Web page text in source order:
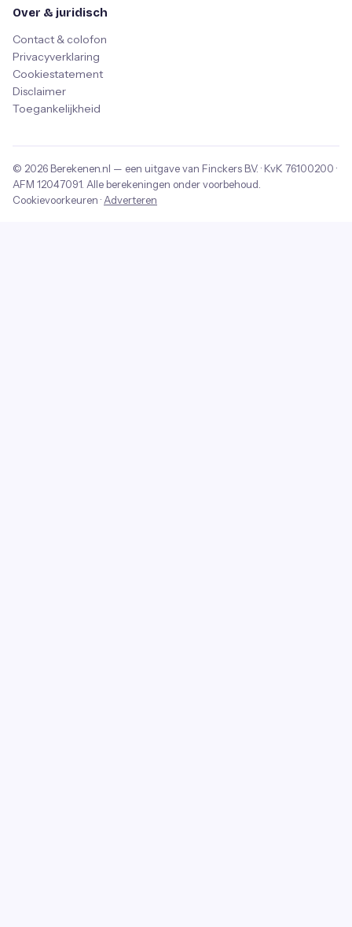
Over & juridisch
Contact & colofon
Privacyverklaring
Cookiestatement
Disclaimer
Toegankelijkheid
© 2026 Berekenen.nl — een uitgave van Finckers B.V. · KvK 76100200 ·
AFM 12047091 . Alle berekeningen onder voorbehoud.
Cookievoorkeuren · Adverteren